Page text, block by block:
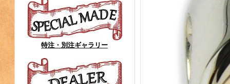
特注・別注ギャラリー